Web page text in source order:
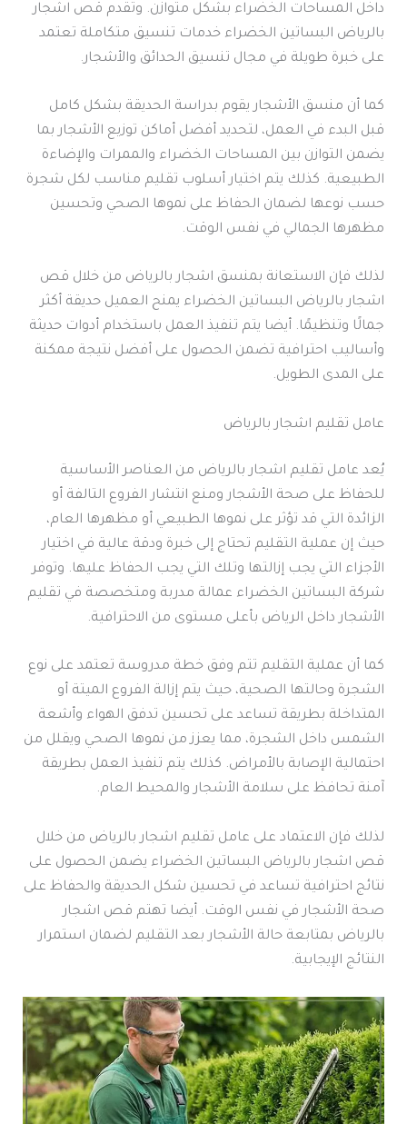
داخل المساحات الخضراء بشكل متوازن. وتقدم قص اشجار
بالرياض البساتين الخضراء خدمات تنسيق متكاملة تعتمد
على خبرة طويلة في مجال تنسيق الحدائق والأشجار.
كما أن منسق الأشجار يقوم بدراسة الحديقة بشكل كامل
قبل البدء في العمل، لتحديد أفضل أماكن توزيع الأشجار بما
يضمن التوازن بين المساحات الخضراء والممرات والإضاءة
الطبيعية. كذلك يتم اختيار أسلوب تقليم مناسب لكل شجرة
حسب نوعها لضمان الحفاظ على نموها الصحي وتحسين
مظهرها الجمالي في نفس الوقت.
لذلك فإن الاستعانة بمنسق اشجار بالرياض من خلال قص
اشجار بالرياض البساتين الخضراء يمنح العميل حديقة أكثر
جمالًا وتنظيمًا. أيضا يتم تنفيذ العمل باستخدام أدوات حديثة
وأساليب احترافية تضمن الحصول على أفضل نتيجة ممكنة
على المدى الطويل.
عامل تقليم اشجار بالرياض
يُعد عامل تقليم اشجار بالرياض من العناصر الأساسية
للحفاظ على صحة الأشجار ومنع انتشار الفروع التالفة أو
الزائدة التي قد تؤثر على نموها الطبيعي أو مظهرها العام،
حيث إن عملية التقليم تحتاج إلى خبرة ودقة عالية في اختيار
الأجزاء التي يجب إزالتها وتلك التي يجب الحفاظ عليها. وتوفر
شركة البساتين الخضراء عمالة مدربة ومتخصصة في تقليم
الأشجار داخل الرياض بأعلى مستوى من الاحترافية.
كما أن عملية التقليم تتم وفق خطة مدروسة تعتمد على نوع
الشجرة وحالتها الصحية، حيث يتم إزالة الفروع الميتة أو
المتداخلة بطريقة تساعد على تحسين تدفق الهواء وأشعة
الشمس داخل الشجرة، مما يعزز من نموها الصحي ويقلل من
احتمالية الإصابة بالأمراض. كذلك يتم تنفيذ العمل بطريقة
آمنة تحافظ على سلامة الأشجار والمحيط العام.
لذلك فإن الاعتماد على عامل تقليم اشجار بالرياض من خلال
قص اشجار بالرياض البساتين الخضراء يضمن الحصول على
نتائج احترافية تساعد في تحسين شكل الحديقة والحفاظ على
صحة الأشجار في نفس الوقت. أيضا تهتم قص اشجار
بالرياض بمتابعة حالة الأشجار بعد التقليم لضمان استمرار
النتائج الإيجابية.